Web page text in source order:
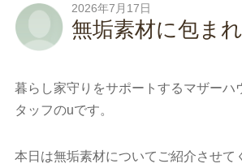
2026年7月17日
無垢素材に包ま
暮らし家守りをサポートするマザーハ
タッフのuです。
本日は無垢素材についてご紹介させて